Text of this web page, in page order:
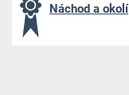
Náchod a okolí